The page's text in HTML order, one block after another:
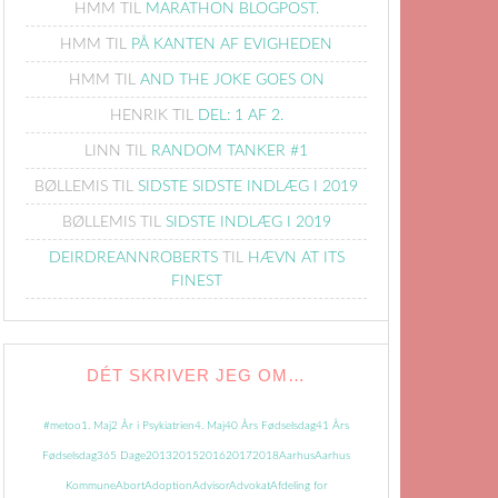
HMM TIL MARATHON BLOGPOST.
HMM TIL PÅ KANTEN AF EVIGHEDEN
HMM TIL AND THE JOKE GOES ON
HENRIKTIL DEL: 1 AF 2.
LINN TIL RANDOM TANKER #1
BØLLEMIS TIL SIDSTE SIDSTE INDLÆG I 2019
BØLLEMISTIL SIDSTE INDLÆG I 2019
DEIRDREANNROBERTSTIL HÆVN AT ITS
FINEST
DÉT SKRIVER JEG OM…
#metoo 1. Maj2 År i Psykiatrien4. Maj40 Års Fødselsdag41 Års
Fødselsdag365 Dage20132015201620172018AarhusAarhus
KommuneAbortAdoptionAdvisorAdvokatAfdeling for